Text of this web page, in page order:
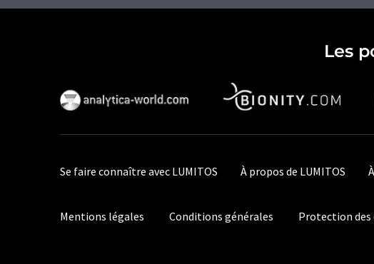
Les
Se faire connaître avec LUMITOS À propos de LUMITOS
Mentions légales Conditions générales Protection des